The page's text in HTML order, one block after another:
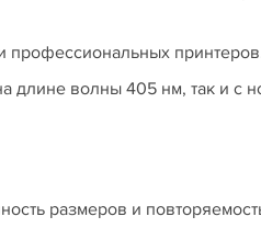
профессиональных
длине волны 405 нм, так и с
размеров и